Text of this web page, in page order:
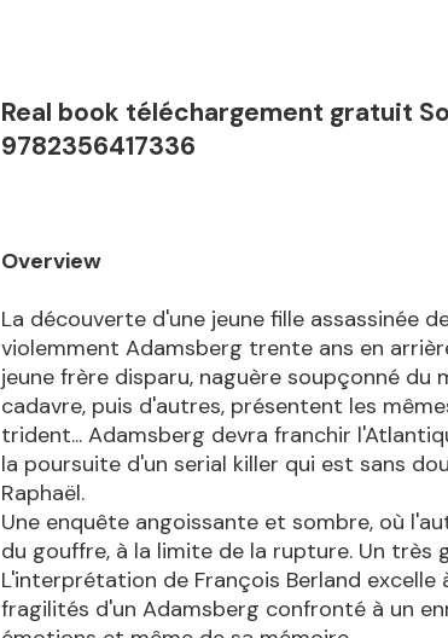
Real book téléchargement gratuit
9782356417336
Overview
La découverte d'une jeune fille assassinée
violemment Adamsberg trente ans en
jeune frère disparu, naguère soupçonné du
cadavre, puis d'autres, présentent les
trident... Adamsberg devra franchir
la poursuite d'un serial killer qui est sans
Raphaël.
Une enquête angoissante et sombre, où
du gouffre, à la limite de la rupture. Un très
L'interprétation de François Berland
fragilités d'un Adamsberg confronté à un